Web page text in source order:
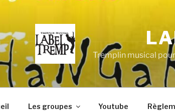
Tremplin musical
Les groupes Youtube